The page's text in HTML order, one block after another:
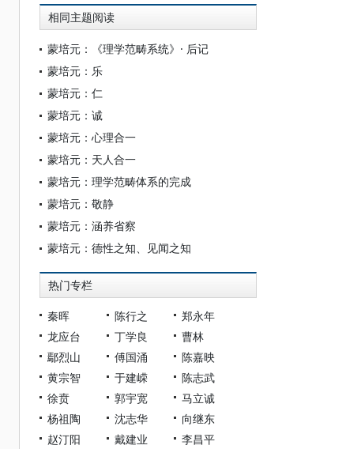
相同主题阅读
蒙培元：《理学范畴系统》· 后记
蒙培元：乐
蒙培元：仁
蒙培元：诚
蒙培元：心理合一
蒙培元：天人合一
蒙培元：理学范畴体系的完成
蒙培元：敬静
蒙培元：涵养省察
蒙培元：德性之知、见闻之知
热门专栏
秦晖 陈行之
郑永年
龙应台
丁学良
曹林
鄢烈山
傅国涌
陈嘉映
黄宗智
于建嵘
陈志武
徐贲
郭宇宽
马立诚
杨祖陶
沈志华
向继东
赵汀阳
戴建业
李昌平